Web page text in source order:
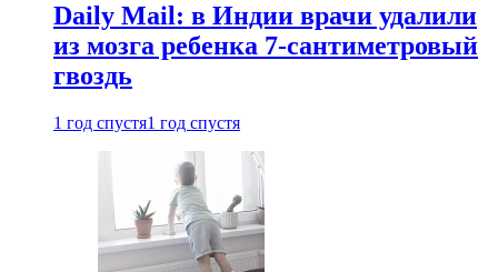
Daily Mail: в Индии врачи удалили
из мозга ребенка 7-сантиметровый
гвоздь
1 год спустя1 год спустя